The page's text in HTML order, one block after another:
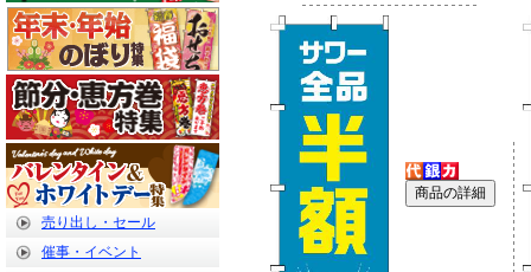
売り出し・セール
催事・イベント